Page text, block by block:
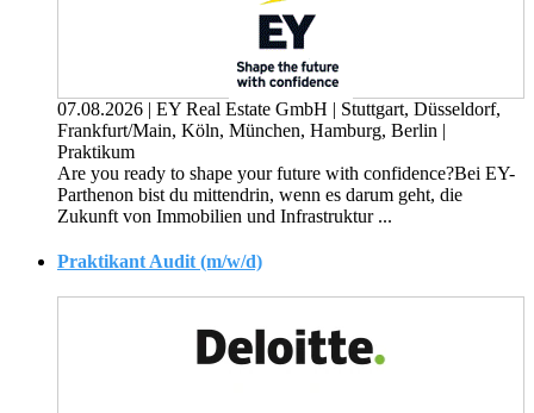
07.08.2026 | EY Real Estate GmbH | Stuttgart, Düsseldorf,
Frankfurt/Main, Köln, München, Hamburg, Berlin |
Praktikum
Are you ready to shape your future with confidence?Bei EY-
Parthenon bist du mittendrin, wenn es darum geht, die
Zukunft von Immobilien und Infrastruktur ...
Praktikant Audit (m/w/d)